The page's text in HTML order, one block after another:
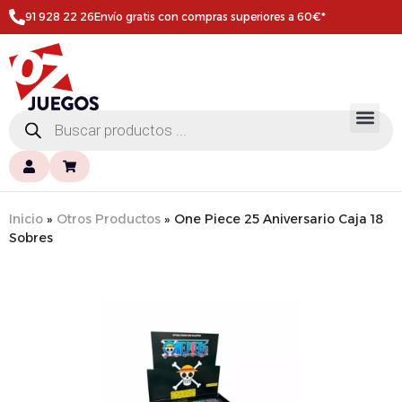
91 928 22 26Envío gratis con compras superiores a 60€*
Inicio » Otros Productos » One Piece 25 Aniversario Caja 18
Sobres